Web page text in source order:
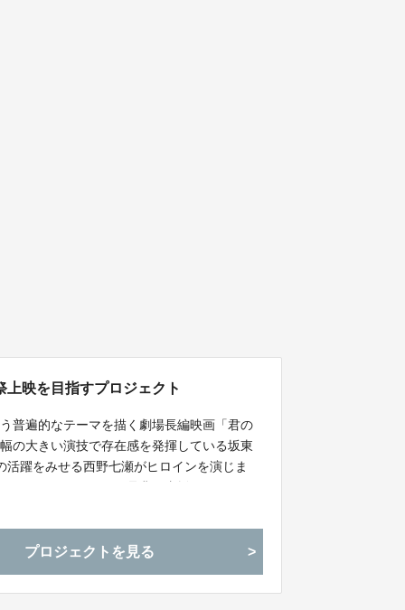
映を目指すプロジェクト
普遍的なテーマを描く劇場長編映画「君の
の大きい演技で存在感を発揮している坂東
躍をみせる西野七瀬がヒロインを演じま
プロジェクトを見る